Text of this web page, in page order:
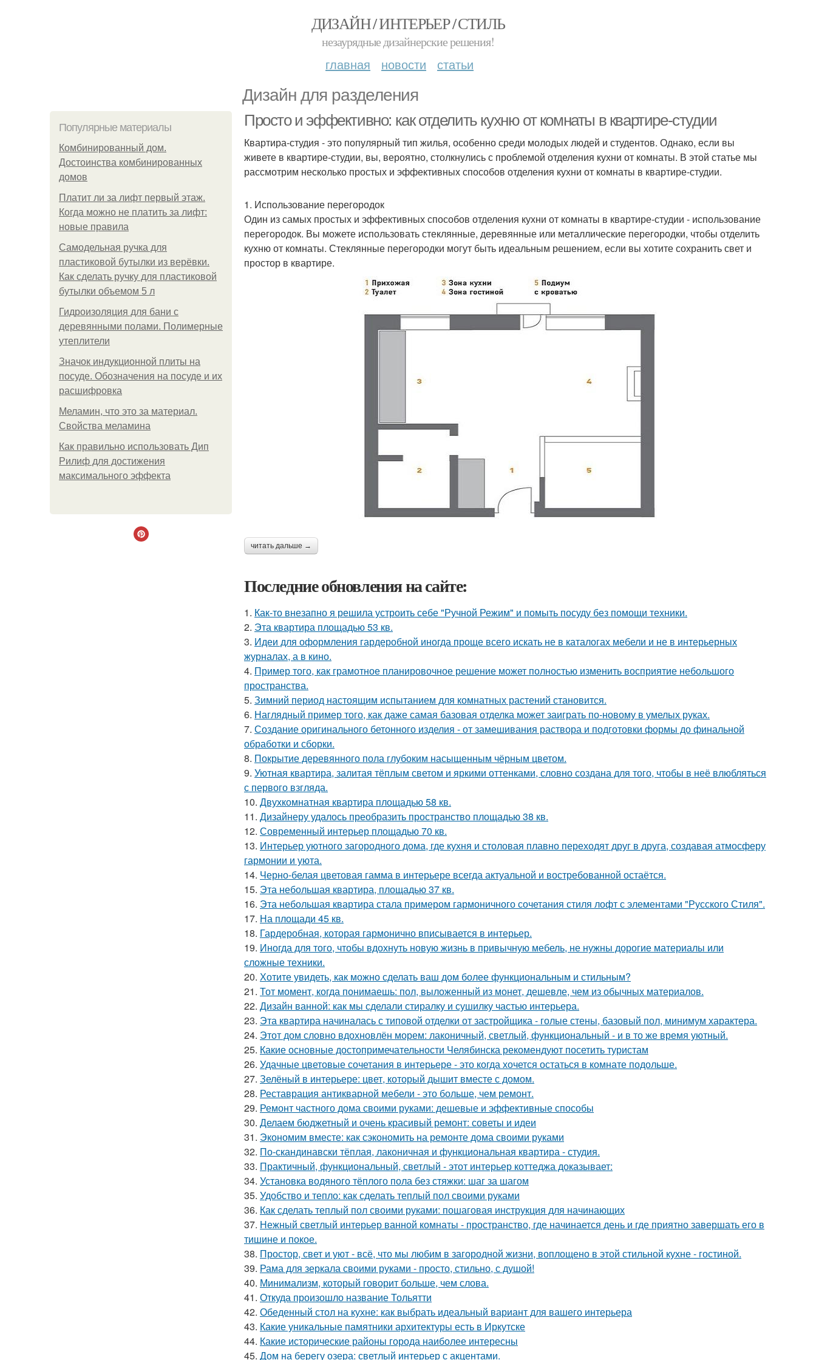
ДИЗАЙН / ИНТЕРЬЕР / СТИЛЬ
незаурядные дизайнерские решения!
главная новости статьи
Дизайн для разделения
Популярные материалы
Комбинированный дом.
Достоинства комбинированных
домов
Платит ли за лифт первый этаж.
Когда можно не платить за лифт:
новые правила
Самодельная ручка для
пластиковой бутылки из верёвки.
Как сделать ручку для пластиковой
бутылки объемом 5 л
Гидроизоляция для бани с
деревянными полами. Полимерные
утеплители
Значок индукционной плиты на
посуде. Обозначения на посуде и их
расшифровка
Меламин, что это за материал.
Свойства меламина
Как правильно использовать Дип
Рилиф для достижения
максимального эффекта
Просто и эффективно: как отделить кухню от комнаты в квартире-студии
Квартира-студия - это популярный тип жилья, особенно среди молодых людей и студентов. Однако, если вы
живете в квартире-студии, вы, вероятно, столкнулись с проблемой отделения кухни от комнаты. В этой статье мы
рассмотрим несколько простых и эффективных способов отделения кухни от комнаты в квартире-студии.
1. Использование перегородок
Один из самых простых и эффективных способов отделения кухни от комнаты в квартире-студии - использование
перегородок. Вы можете использовать стеклянные, деревянные или металлические перегородки, чтобы отделить
кухню от комнаты. Стеклянные перегородки могут быть идеальным решением, если вы хотите сохранить свет и
простор в квартире.
читать дальше →
Последние обновления на сайте:
1. Как-то внезапно я решила устроить себе "Ручной Режим" и помыть посуду без помощи техники.
2. Эта квартира площадью 53 кв.
3. Идеи для оформления гардеробной иногда проще всего искать не в каталогах мебели и не в интерьерных
журналах, а в кино.
4. Пример того, как грамотное планировочное решение может полностью изменить восприятие небольшого
пространства.
5. Зимний период настоящим испытанием для комнатных растений становится.
6. Наглядный пример того, как даже самая базовая отделка может заиграть по-новому в умелых руках.
7. Создание оригинального бетонного изделия - от замешивания раствора и подготовки формы до финальной
обработки и сборки.
8. Покрытие деревянного пола глубоким насыщенным чёрным цветом.
9. Уютная квартира, залитая тёплым светом и яркими оттенками, словно создана для того, чтобы в неё влюбляться
с первого взгляда.
10. Двухкомнатная квартира площадью 58 кв.
11. Дизайнеру удалось преобразить пространство площадью 38 кв.
12. Современный интерьер площадью 70 кв.
13. Интерьер уютного загородного дома, где кухня и столовая плавно переходят друг в друга, создавая атмосферу
гармонии и уюта.
14. Черно-белая цветовая гамма в интерьере всегда актуальной и востребованной остаётся.
15. Эта небольшая квартира, площадью 37 кв.
16. Эта небольшая квартира стала примером гармоничного сочетания стиля лофт с элементами "Русского Стиля".
17. На площади 45 кв.
18. Гардеробная, которая гармонично вписывается в интерьер.
19. Иногда для того, чтобы вдохнуть новую жизнь в привычную мебель, не нужны дорогие материалы или
сложные техники.
20. Хотите увидеть, как можно сделать ваш дом более функциональным и стильным?
21. Тот момент, когда понимаешь: пол, выложенный из монет, дешевле, чем из обычных материалов.
22. Дизайн ванной: как мы сделали стиралку и сушилку частью интерьера.
23. Эта квартира начиналась с типовой отделки от застройщика - голые стены, базовый пол, минимум характера.
24. Этот дом словно вдохновлён морем: лаконичный, светлый, функциональный - и в то же время уютный.
25. Какие основные достопримечательности Челябинска рекомендуют посетить туристам
26. Удачные цветовые сочетания в интерьере - это когда хочется остаться в комнате подольше.
27. Зелёный в интерьере: цвет, который дышит вместе с домом.
28. Реставрация антикварной мебели - это больше, чем ремонт.
29. Ремонт частного дома своими руками: дешевые и эффективные способы
30. Делаем бюджетный и очень красивый ремонт: советы и идеи
31. Экономим вместе: как сэкономить на ремонте дома своими руками
32. По-скандинавски тёплая, лаконичная и функциональная квартира - студия.
33. Практичный, функциональный, светлый - этот интерьер коттеджа доказывает:
34. Установка водяного тёплого пола без стяжки: шаг за шагом
35. Удобство и тепло: как сделать теплый пол своими руками
36. Как сделать теплый пол своими руками: пошаговая инструкция для начинающих
37. Нежный светлый интерьер ванной комнаты - пространство, где начинается день и где приятно завершать его в
тишине и покое.
38. Простор, свет и уют - всё, что мы любим в загородной жизни, воплощено в этой стильной кухне - гостиной.
39. Рама для зеркала своими руками - просто, стильно, с душой!
40. Минимализм, который говорит больше, чем слова.
41. Откуда произошло название Тольятти
42. Обеденный стол на кухне: как выбрать идеальный вариант для вашего интерьера
43. Какие уникальные памятники архитектуры есть в Иркутске
44. Какие исторические районы города наиболее интересны
45. Дом на берегу озера: светлый интерьер с акцентами.